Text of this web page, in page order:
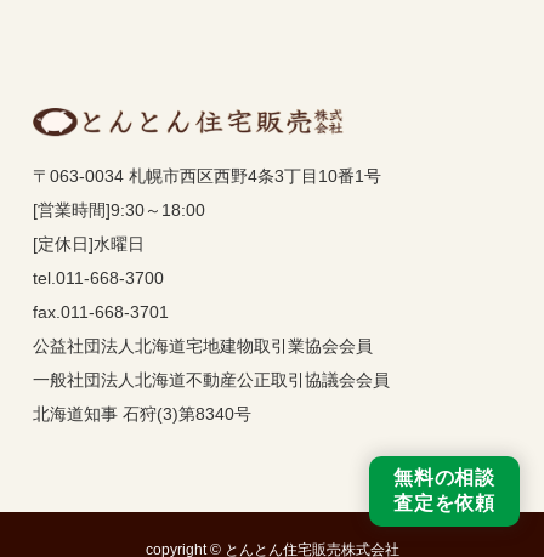
無料の相談
査定を依頼
〒063-0034 札幌市西区西野4条3丁目10番1号
[営業時間]9:30～18:00
[定休日]水曜日
tel.011-668-3700
fax.011-668-3701
公益社団法人北海道宅地建物取引業協会会員
一般社団法人北海道不動産公正取引協議会会員
北海道知事 石狩(3)第8340号
copyright © とんとん住宅販売株式会社